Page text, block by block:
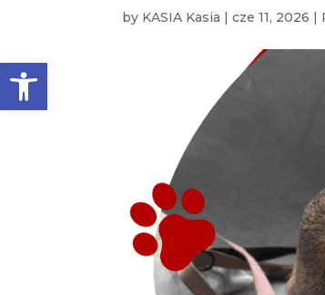
Otwórz pasek narzędzi
by KASIA Kasia |cze 11, 2026 |